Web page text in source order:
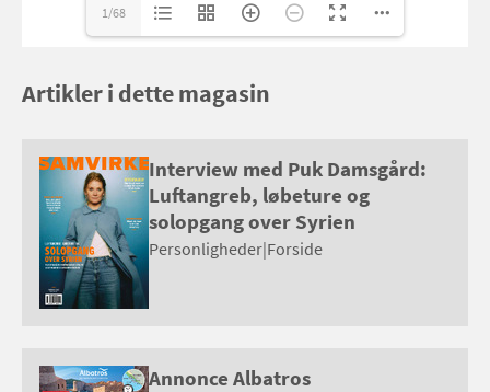
1/68
Artikler i dette magasin
Interview med Puk Damsgård:
Luftangreb, løbeture og
solopgang over Syrien
Personligheder|Forside
Annonce Albatros